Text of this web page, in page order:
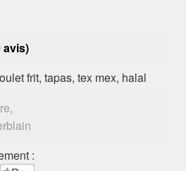
avis)
frit, tapas, tex mex, halal
: